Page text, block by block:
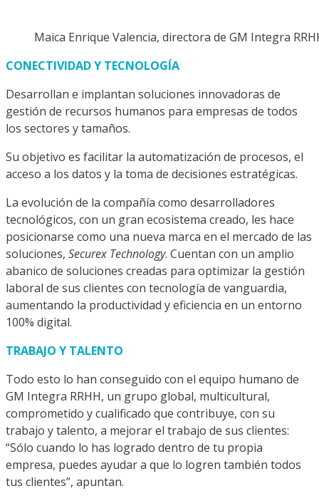
Maica Enrique Valencia, directora de GM Integra
CONECTIVIDAD Y TECNOLOGÍA
Desarrollan e implantan soluciones innovadoras de
gestión de recursos humanos para empresas de todos
los sectores y tamaños.
Su objetivo es facilitar la automatiza­ción de procesos, el
acceso a los datos y la toma de decisiones estratégicas.
La evolución de la compañía como desarrolladores
tecnológicos, con un gran ecosistema creado, les hace
posicionarse como una nueva marca en el mercado de las
soluciones, Securex Technology. Cuentan con un amplio
abanico de soluciones creadas para op­timizar la gestión
laboral de sus clientes con tecnología de vanguardia,
aumen­tando la productividad y eficiencia en un entorno
100% digital.
TRABAJO Y TALENTO
Todo esto lo han conseguido con el equipo humano de
GM Integra RRHH, un grupo global, multicultural,
compro­metido y cualificado que contribuye, con su
trabajo y talento, a mejorar el trabajo de sus clientes:
“Sólo cuando lo has logrado dentro de tu propia
empresa, puedes ayudar a que lo logren también todos
tus clientes”, apuntan.